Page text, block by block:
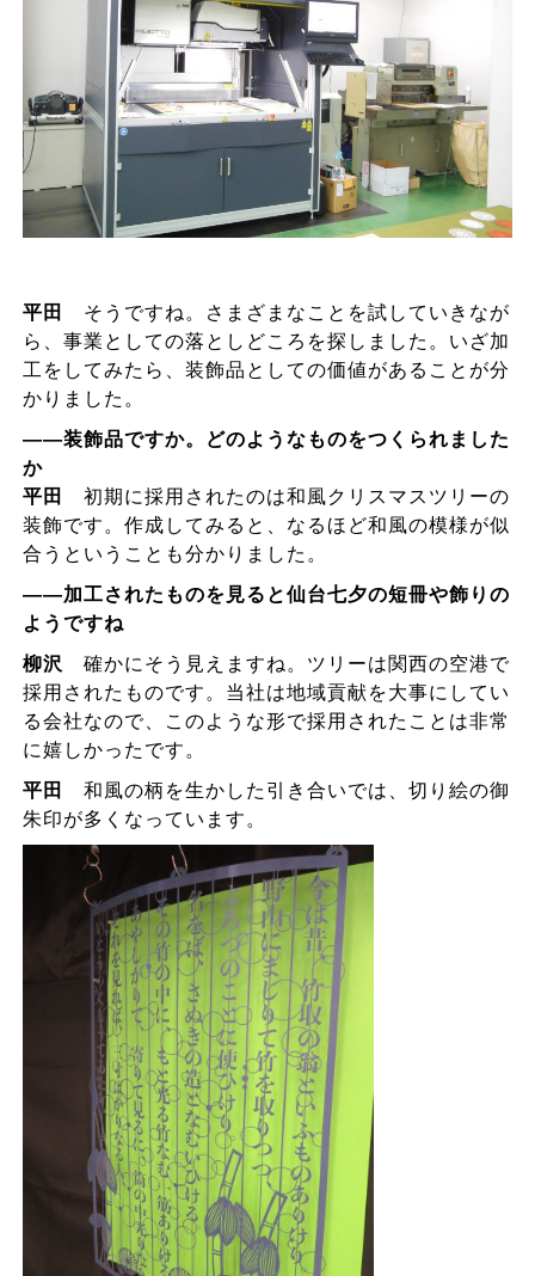
平田
そうですね。さまざまなことを試していきなが
ら、事業としての落としどころを探しました。いざ加
工をしてみたら、装飾品としての価値があることが分
かりました。
――装飾品ですか。どのようなものをつくられました
か
平田
初期に採用されたのは和風クリスマスツリーの
装飾です。作成してみると、なるほど和風の模様が似
合うということも分かりました。
――加工されたものを見ると仙台七夕の短冊や飾りの
ようですね
柳沢 確かにそう見えますね。ツリーは関西の空港で
採用されたものです。当社は地域貢献を大事にしてい
る会社なので、このような形で採用されたことは非常
に嬉しかったです。
平田
和風の柄を生かした引き合いでは、切り絵の御
朱印が多くなっています。